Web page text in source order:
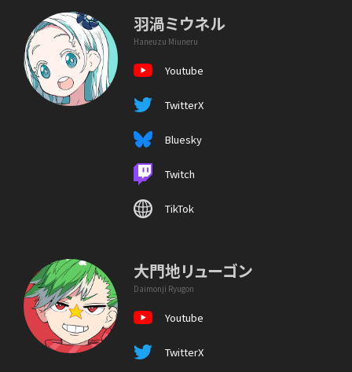
羽渦ミウネル
Haneuzu Miuneru
Youtube
TwitterX
Bluesky
Twitch
TikTok
大門地リューゴン
Daimonji Ryugon
Youtube
TwitterX